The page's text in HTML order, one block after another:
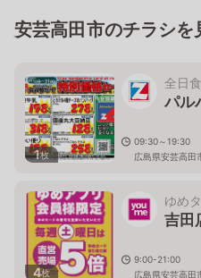
安芸高田市のチラシを
1枚
全日
パル
09:30～19:30
広島県安芸高田
4枚
ゆめ
吉田
9:00-21:00
広島県安芸高田